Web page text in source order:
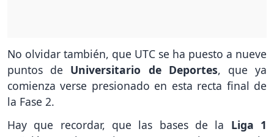
No olvidar también, que UTC se ha puesto a nueve
puntos de Universitario de Deportes, que ya
comienza verse presionado en esta recta final de
la Fase 2.
Hay que recordar, que las bases de la Liga 1